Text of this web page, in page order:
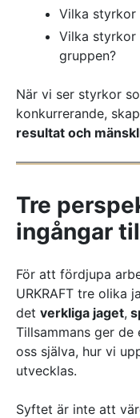
Vilka styrkor
Vilka styrkor
gruppen?
När vi ser styrkor
konkurrerande,
resultat och
Tre
ingångar
För att fördjupa
URKRAFT tre olika
det verkliga jaget,
Tillsammans ger
oss själva, hur vi
utvecklas.
Syftet är inte att